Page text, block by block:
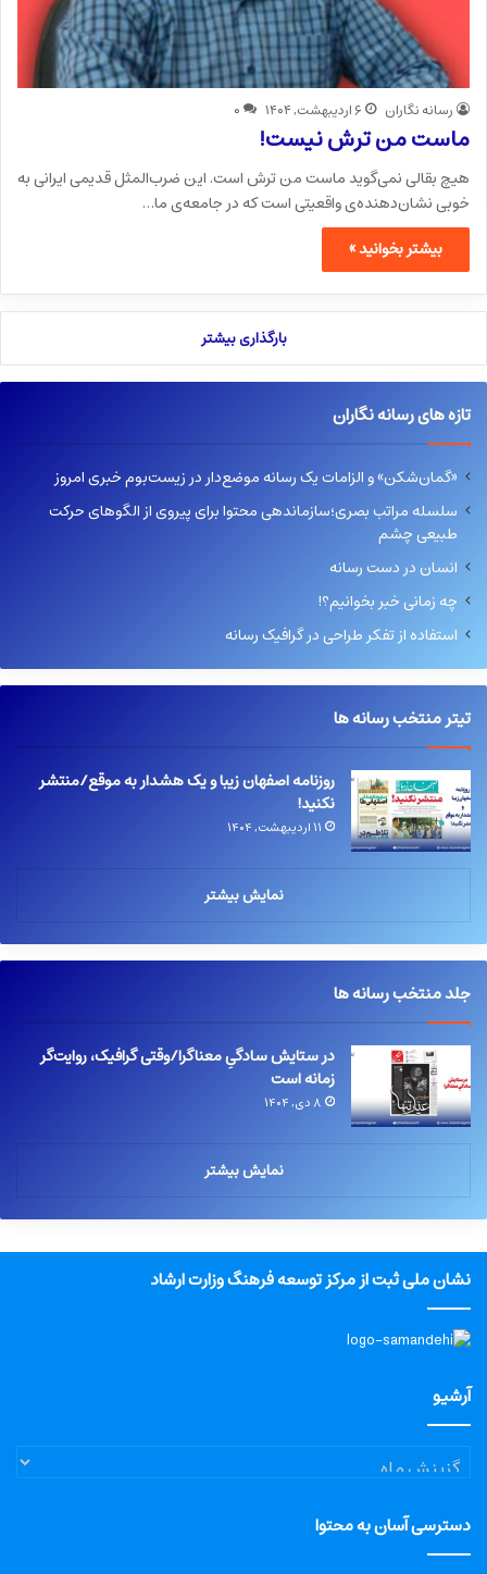
رسانه نگاران ۶ اردیبهشت, ۱۴۰۴ ۰
ماست من ترش نیست!
هیچ بقالی نمی‌گوید ماست من ترش است. این ضرب‌المثل قدیمی ایرانی به
خوبی نشان‌دهنده‌ی واقعیتی است که در جامعه‌ی ما…
بیشتر بخوانید »
بارگذاری بیشتر
تازه های رسانه نگاران
«گمان‌شکن» و الزامات یک رسانه موضع‌دار در زیست‌بوم خبری امروز
سلسله مراتب بصری؛سازماندهی محتوا برای پیروی از الگوهای حرکت
طبیعی چشم
انسان در دست رسانه
چه زمانی خبر بخوانیم؟!
استفاده از تفکر طراحی در گرافیک رسانه
تیتر منتخب رسانه ها
روزنامه اصفهان زیبا و یک هشدار به موقع/منتشر
نکنید!
۱۱ اردیبهشت, ۱۴۰۴
نمایش بیشتر
جلد منتخب رسانه ها
در ستایش سادگیِ معناگرا/وقتی گرافیک، روایت‌گر
زمانه است
۸ دی, ۱۴۰۴
نمایش بیشتر
نشان ملی ثبت از مرکز توسعه فرهنگ وزارت ارشاد
آرشیو
آرشیو
دسترسی آسان به محتوا